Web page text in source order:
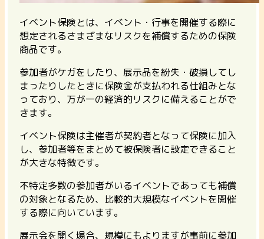
イベント保険とは、イベント・行事を開催する際に
想定されるさまざまなリスクを補償するための保険
商品です。
参加者がケガをしたり、展示品を紛失・破損してし
まったりしたときに保険金が支払われる仕組みとな
っており、万が一の経済的リスクに備えることがで
きます。
イベント保険は主催者が契約者となって保険に加入
し、参加者等をまとめて被保険者に設定できること
が大きな特徴です。
不特定多数の参加者がいるイベントであっても補償
の対象となるため、比較的大規模なイベントを開催
する際に向いています。
展示会を開く場合、規模にもよりますが事前に参加